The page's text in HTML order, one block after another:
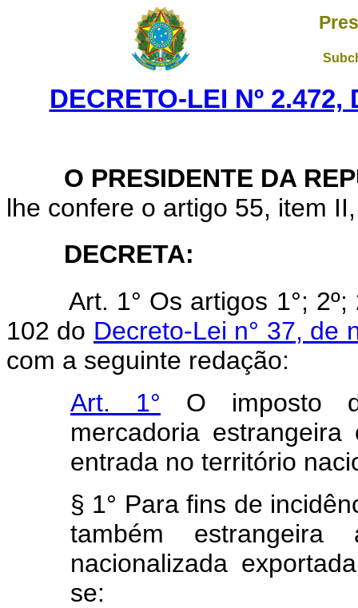
DECRETO-LEI Nº 2.472,
O PRESIDENTE DA
lhe confere o artigo 55, item
DECRETA:
Art. 1° Os artigos 1°;
102 do Decreto-Lei n° 37, de
com a seguinte redação:
Art. 1° O imposto
mercadoria
entrada no território
§ 1° Para fins de
também
nacionalizada
se: